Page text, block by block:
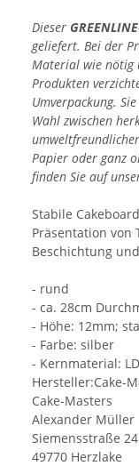
Dieser GREENLINE
geliefert. Bei der
Material wie nötig
Produkten
Umverpackung.
Wahl zwischen
Papier oder ganz
finden Sie auf
Stabile
Präsentation
Beschichtung
- rund
- ca. 28cm
- Höhe: 12mm;
- Farbe: silber
- Kernmaterial:
Hersteller:Cake-
Cake-Masters
Alexander Müller
Siemensstraße 24
49770 Herzlake